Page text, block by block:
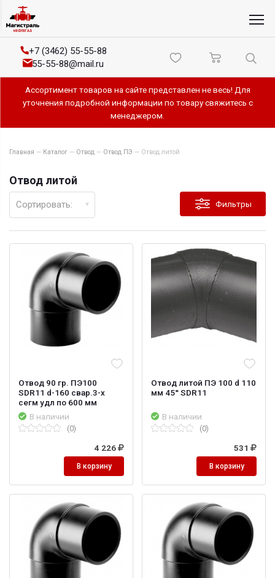
+7 (3462) 55-55-88
55-55-88@mail.ru
Ассортимент товаров на сайте представлен не весь! Для
уточнения подробной информации по товару свяжитесь с
менеджером.
Главная — Каталог — Отвод — Отвод ПЭ — Отвод литой
Отвод литой
Фильтры
Сортировать:
Отвод 90 гр. ПЭ100
SDR11 d-160 свар.3-х
сегм удл по 600 мм
В наличии
(0)
4 226
В корзину
Отвод литой ПЭ 100 d 110
мм 45° SDR11
В наличии
(0)
531
В корзину